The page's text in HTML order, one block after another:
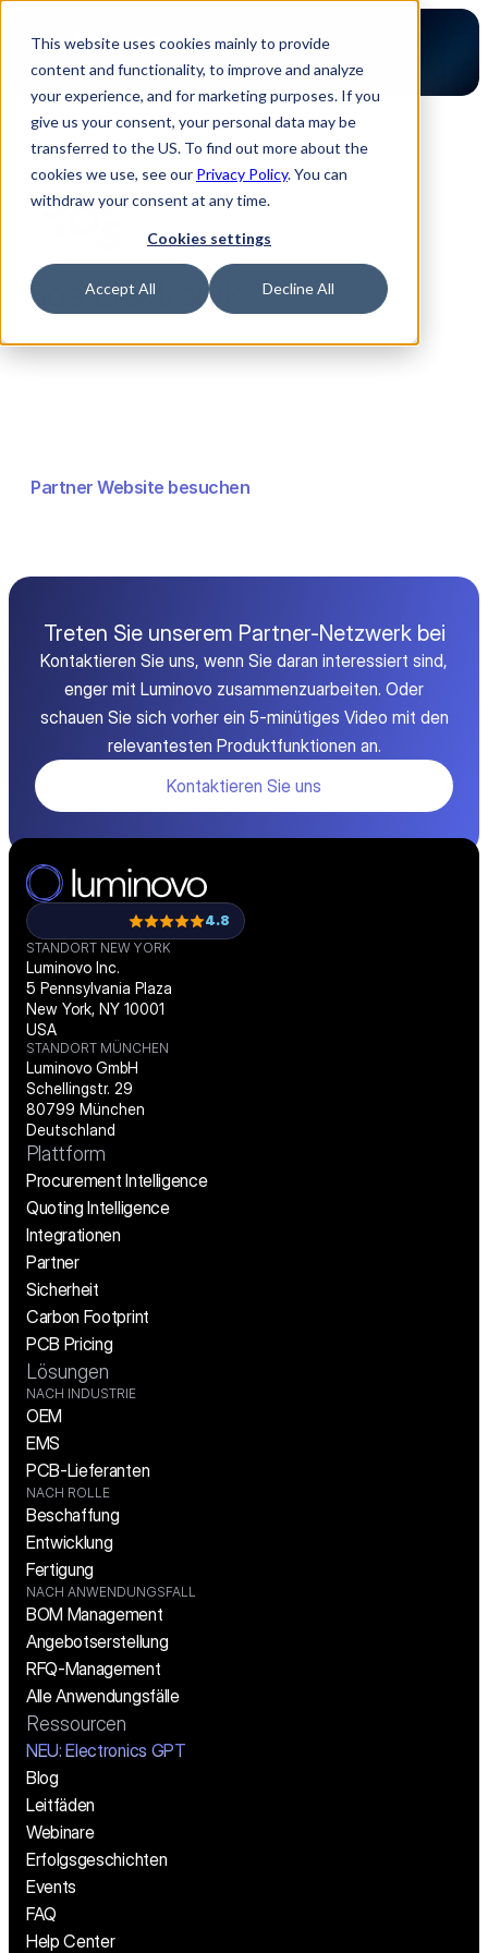
This website uses cookies mainly to provide
content and functionality, to improve and analyze
your experience, and for marketing purposes. If you
give us your consent, your personal data may be
transferred to the US. To find out more about the
cookies we use, see our Privacy Policy. You can
withdraw your consent at any time.
Cookies settings
Accept All Decline All
Zurück zur Partner Übersicht
Sos Elektronik
Partner Website besuchen
Treten Sie unserem Partner-Netzwerk bei
Kontaktieren Sie uns, wenn Sie daran interessiert sind,
enger mit Luminovo zusammenzuarbeiten. Oder
schauen Sie sich vorher ein 5-minütiges Video mit den
relevantesten Produktfunktionen an.
Kontaktieren Sie uns
4.8
STANDORT NEW YORK
Luminovo Inc.
5 Pennsylvania Plaza
New York, NY 10001
USA
STANDORT MÜNCHEN
Luminovo GmbH
Schellingstr. 29
80799 München
Deutschland
Plattform
Procurement Intelligence
Quoting Intelligence
Integrationen
Partner
Sicherheit
Carbon Footprint
PCB Pricing
Lösungen
NACH INDUSTRIE
OEM
EMS
PCB-Lieferanten
NACH ROLLE
Beschaffung
Entwicklung
Fertigung
NACH ANWENDUNGSFALL
BOM Management
Angebotserstellung
RFQ-Management
Alle Anwendungsfälle
Ressourcen
NEU: Electronics GPT
Blog
Leitfäden
Webinare
Erfolgsgeschichten
Events
FAQ
Help Center